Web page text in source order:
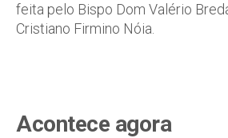
feita pelo Bispo Dom Valério
Cristiano Firmino Nóia.
Acontece agora